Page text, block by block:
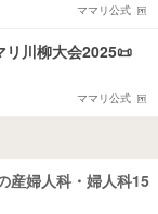
ママリ公式
川柳大会2025📜
ママリ公式
産婦人科・婦人科15